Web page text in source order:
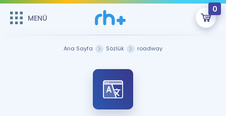
MENÜ
0
Sepetin Şu An Boş.
Remzi Hoca ile seni sınava hazırlayacak onlarca eğitim seni
bekliyor!
MENÜ
Ana Sayfa Sözlük roadway